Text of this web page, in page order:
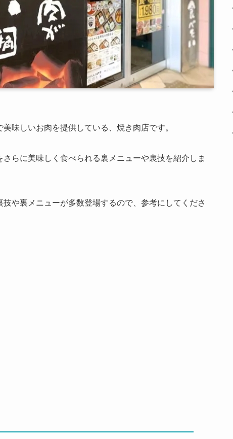
味しいお肉を提供している、焼き肉店です。
らに美味しく食べられる裏メニューや裏技を紹介しま
や裏メニューが多数登場するので、参考にしてくださ